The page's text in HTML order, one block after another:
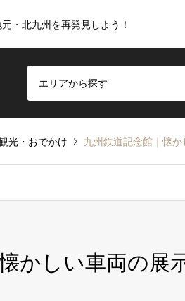
元・北九州を再発見しよう！
エリアから探す
光・おでかけ 九州鉄道記念館｜懐
かしい車両の展